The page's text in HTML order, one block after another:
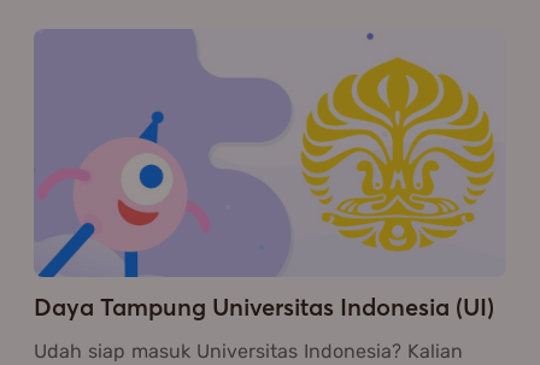
Daya Tampung Universitas Indonesia (UI)
Udah siap masuk Universitas Indonesia? Kalian